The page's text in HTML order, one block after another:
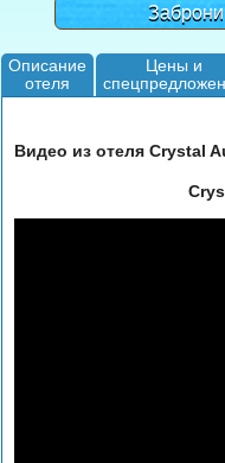
Описание
отеля
Цены и
Видео из отеля Crystal